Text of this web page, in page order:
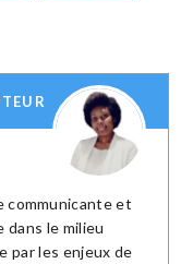
communicante et
dans le milieu
par les enjeux de